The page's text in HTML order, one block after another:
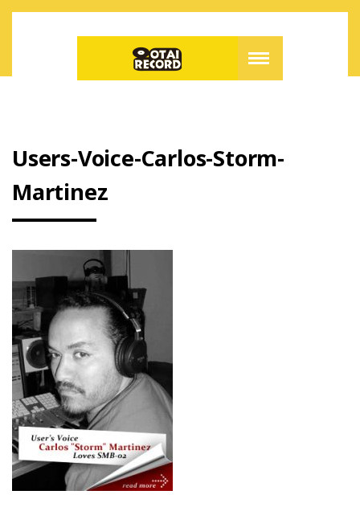
Users-Voice-Carlos-Storm-
Martinez